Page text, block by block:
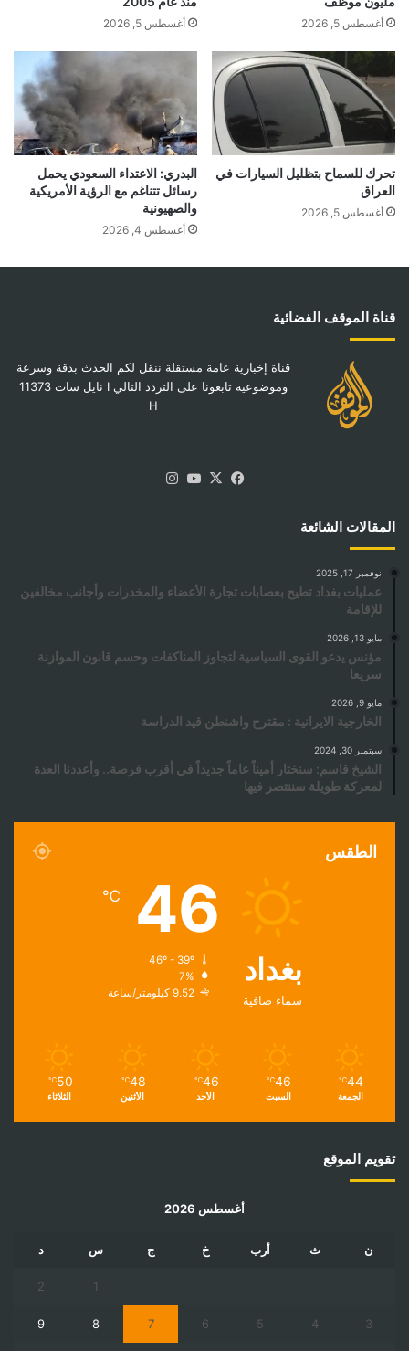
أغسطس 5, 2026 أغسطس 5, 2026
تحرك للسماح بتظليل السيارات في
العراق
أغسطس 5, 2026
البدري: الاعتداء السعودي يحمل
رسائل تتناغم مع الرؤية الأمريكية
والصهيونية
أغسطس 4, 2026
قناة الموقف الفضائية
قناة إخبارية عامة مستقلة ننقل لكم الحدث بدقة وسرعة
وموضوعية تابعونا على التردد التالي I نايل سات 11373
H
فيسبوك
‫X
‫YouTube
المقالات الشائعة
نوفمبر 17, 2025
عمليات بغداد تطيح بعصابات تجارة الأعضاء والمخدرات وأجانب مخالفين
للإقامة
مايو 13, 2026
مؤنس يدعو القوى السياسية لتجاوز المناكفات وحسم قانون الموازنة
سريعا
مايو 9, 2026
الخارجية الايرانية : مقترح واشنطن قيد الدراسة
سبتمبر 30, 2024
الشيخ قاسم: سنختار أميناً عاماً جديداً في أقرب فرصة.. وأعددنا العدة
لمعركة طويلة سننتصر فيها
الطقس
بغداد
سماء صافية
46
℃
7%
9.52 كيلومتر/ساعة
44
℃
الجمعة
46
℃
السبت
46
℃
الأحد
48
℃
الأثنين
50
℃
الثلاثاء
تقويم الموقع
أغسطس 2026
ن ث أرب خ ج س د
1
2
3
4
5
6
7
8
9